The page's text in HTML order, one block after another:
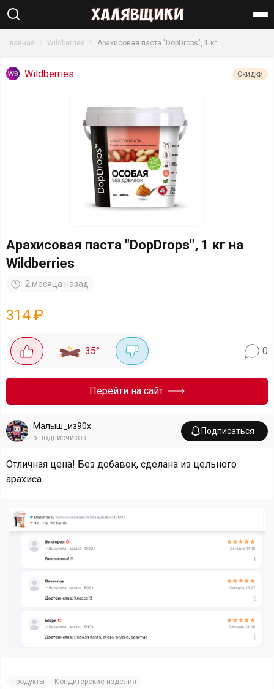
Главная Wildberries Арахисовая паста "DopDrops", 1 кг
Wildberries Скидки
Арахисовая паста "DopDrops", 1 кг на
Wildberries
2 месяца назад
314₽
35° 0
Перейти на сайт
Малыш_из90х
5 подписчиков
Подписаться
Отличная цена! Без добавок, сделана из цельного
арахиса.
Продукты Кондитерские изделия